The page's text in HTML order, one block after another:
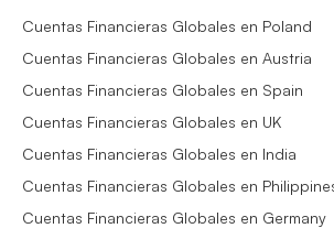
Cuentas Financieras Globales en Poland
Cuentas Financieras Globales en Austria
Cuentas Financieras Globales en Spain
Cuentas Financieras Globales en UK
Cuentas Financieras Globales en India
Cuentas Financieras Globales en
Cuentas Financieras Globales en Germany